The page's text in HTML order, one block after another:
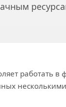
работать в